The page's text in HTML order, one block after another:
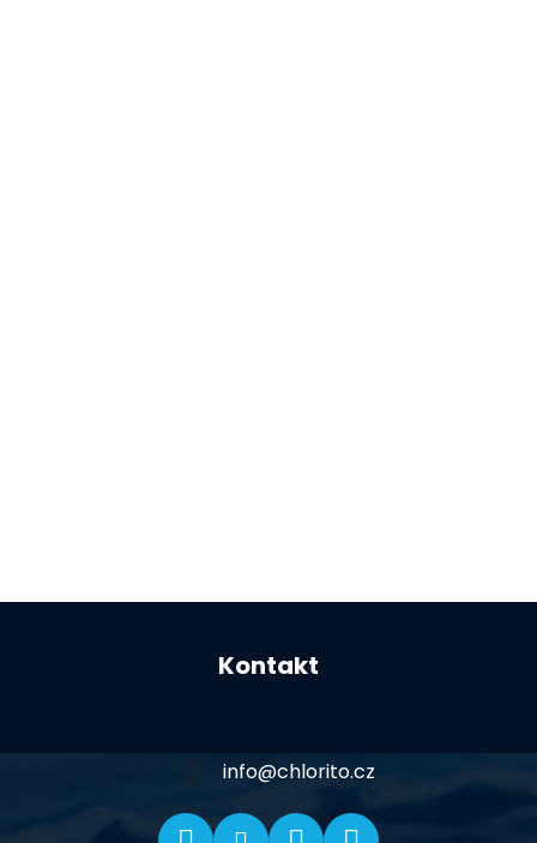
Z
Kontakt
info@chlorito.cz